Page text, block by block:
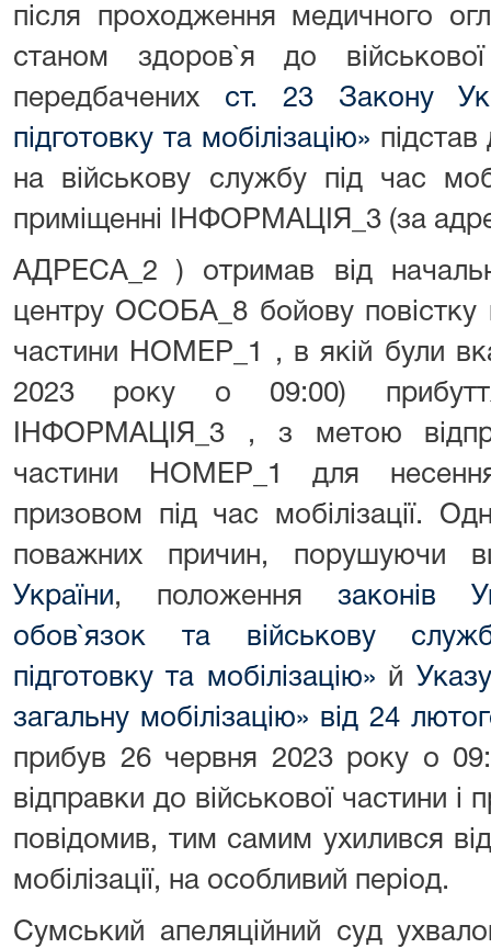
після проходження медичного
станом здоров`я до
передбачених ст. 23 Закону
підготовку та мобілізацію»
на військову службу під час
приміщенні ІНФОРМАЦІЯ_3 (за
АДРЕСА_2 ) отримав від
центру ОСОБА_8 бойову повістку
частини НОМЕР_1 , в якій були
2023 року о 09:00)
ІНФОРМАЦІЯ_3 , з метою
частини НОМЕР_1 для
призовом під час мобілізації.
поважних причин, порушуючи
України, положення законів
обов`язок та військову
підготовку та мобілізацію» й
загальну мобілізацію» від 24
прибув 26 червня 2023 року о
відправки до військової частини і
повідомив, тим самим ухилився
мобілізації, на особливий період.
Сумський апеляційний суд